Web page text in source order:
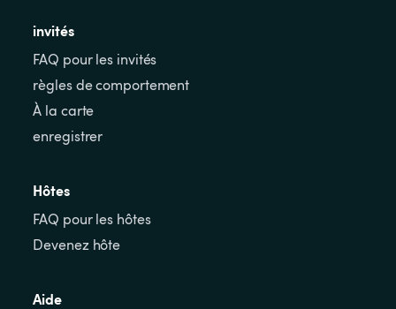
invités
FAQ pour les invités
règles de comportement
À la carte
enregistrer
Hôtes
FAQ pour les hôtes
Devenez hôte
Aide